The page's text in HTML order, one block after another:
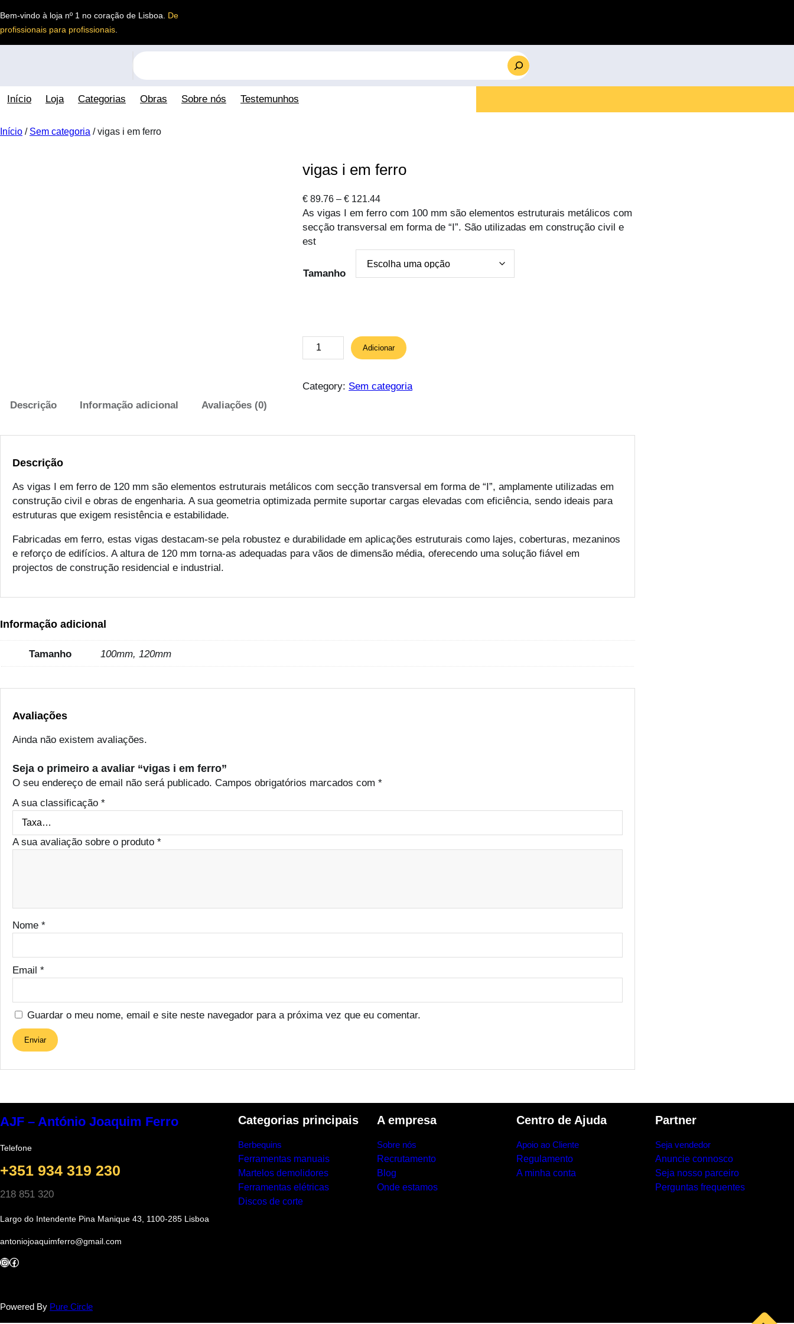
para
o
conteúdo
Bem-vindo à loja nº 1 no coração de Lisboa. De
profissionais para profissionais
S
e
a
h
Início Loja Categorias Obras Sobre nós Testemunhos
Início / Sem categoria / vigas i em ferro
vigas i em ferro
€ 89.76 – € 121.44P
r
i
r
8
h
€
2
4
As vigas I em ferro com 100 mm são elementos estruturais metálicos com
secção transversal em forma de “I”. São utilizadas em construção civil e
est
Tamanho
u
n
d
e
g
a
e
e
r
Adicionar
Category: Sem categoria
Descrição
Informação adicional Avaliações (0)
Descrição
As vigas I em ferro de 120 mm são elementos estruturais metálicos com secção transversal em forma de “I”, amplamente utilizadas em
construção civil e obras de engenharia. A sua geometria optimizada permite suportar cargas elevadas com eficiência, sendo ideais para
estruturas que exigem resistência e estabilidade.
Fabricadas em ferro, estas vigas destacam-se pela robustez e durabilidade em aplicações estruturais como lajes, coberturas, mezaninos
e reforço de edifícios. A altura de 120 mm torna-as adequadas para vãos de dimensão média, oferecendo uma solução fiável em
projectos de construção residencial e industrial.
Informação adicional
Tamanho 100mm, 120mm
Avaliações
Ainda não existem avaliações.
Seja o primeiro a avaliar “vigas i em ferro”
O seu endereço de email não será publicado. Campos obrigatórios marcados com *
A sua classificação *
A sua avaliação sobre o produto *
Nome *
Email *
Guardar o meu nome, email e site neste navegador para a próxima vez que eu comentar.
AJF – António Joaquim Ferro
Telefone
+351 934 319 230
218 851 320
Largo do Intendente Pina Manique 43, 1100-285 Lisboa
antoniojoaquimferro@gmail.com
InstagramFacebook
Categorias principais
Berbequins
Ferramentas manuais
Martelos demolidores
Ferramentas elétricas
Discos de corte
A empresa
Sobre nós
Recrutamento
Blog
Onde estamos
Centro de Ajuda
Apoio ao Cliente
Regulamento
A minha conta
Partner
Seja vendedor
Anuncie connosco
Seja nosso parceiro
Perguntas frequentes
Powered By Pure Circle